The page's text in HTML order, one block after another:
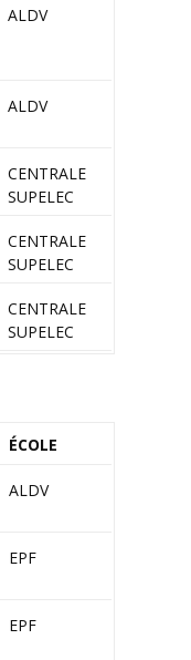
ALDV
ALDV
CENTRALE
SUPELEC
CENTRALE
SUPELEC
CENTRALE
SUPELEC
ÉCOLE
ALDV
EPF
EPF